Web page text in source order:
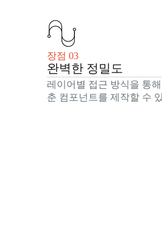
장점 03
완벽한 정밀도
레이어별 접근 방식을 통
춘 컴포넌트를 제작할 수